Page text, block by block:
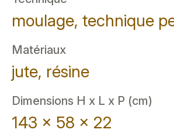
moulage, technique
Matériaux
jute, résine
Dimensions H x L x P (cm)
143 x 58 x 22